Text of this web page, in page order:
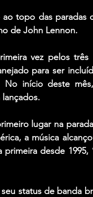
topo das paradas
de John Lennon.
vez pelos três
para ser
No início deste
lugar na
a música
desde 1995,
status de banda